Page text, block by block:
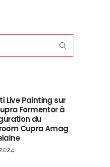
Live Painting sur
Formentor à
du
Cupra Amag